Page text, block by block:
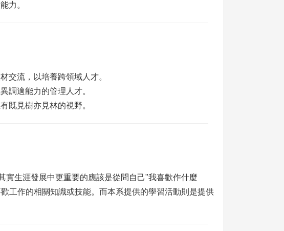
力。
交流，以培養跨領域人才。
調適能力的管理人才。
既見樹亦見林的視野。
生涯發展中更重要的應該是從問自己"我喜歡作什麼
工作的相關知識或技能。而本系提供的學習活動則是提供